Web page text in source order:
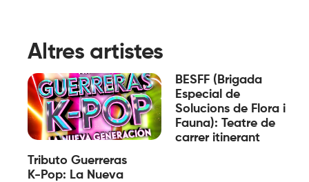
Altres artistes
Tributo Guerreras
K-Pop: La Nueva
BESFF (Brigada
Especial de
Solucions de Flora i
Fauna): Teatre de
carrer itinerant